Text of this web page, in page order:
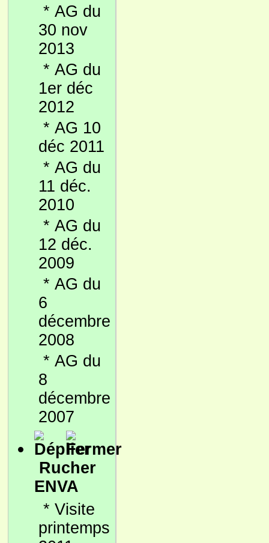
* AG du
30 nov
2013
* AG du
1er déc
2012
* AG 10
déc 2011
* AG du
11 déc.
2010
* AG du
12 déc.
2009
* AG du
6
décembre
2008
* AG du
8
décembre
2007
Rucher
ENVA
* Visite
printemps